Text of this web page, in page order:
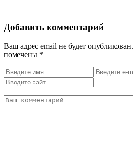
Добавить комментарий
Ваш адрес email не будет опубликован.
помечены *